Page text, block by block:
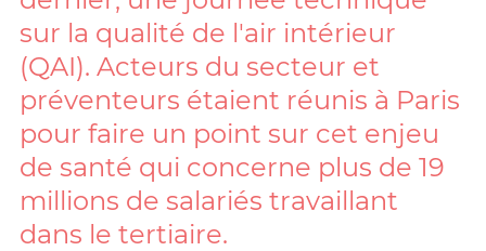
sur la qualité de l'air intérieur
(QAI). Acteurs du secteur et
préventeurs étaient réunis à Paris
pour faire un point sur cet enjeu
de santé qui concerne plus de 19
millions de salariés travaillant
dans le tertiaire.